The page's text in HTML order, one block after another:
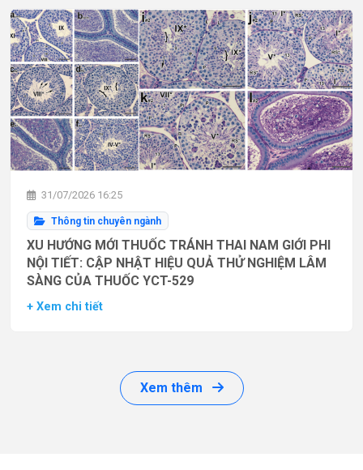
31/07/2026 16:25
Thông tin chuyên ngành
XU HƯỚNG MỚI THUỐC TRÁNH THAI NAM GIỚI PHI
NỘI TIẾT: CẬP NHẬT HIỆU QUẢ THỬ NGHIỆM LÂM
SÀNG CỦA THUỐC YCT-529
+ Xem chi tiết
Xem thêm